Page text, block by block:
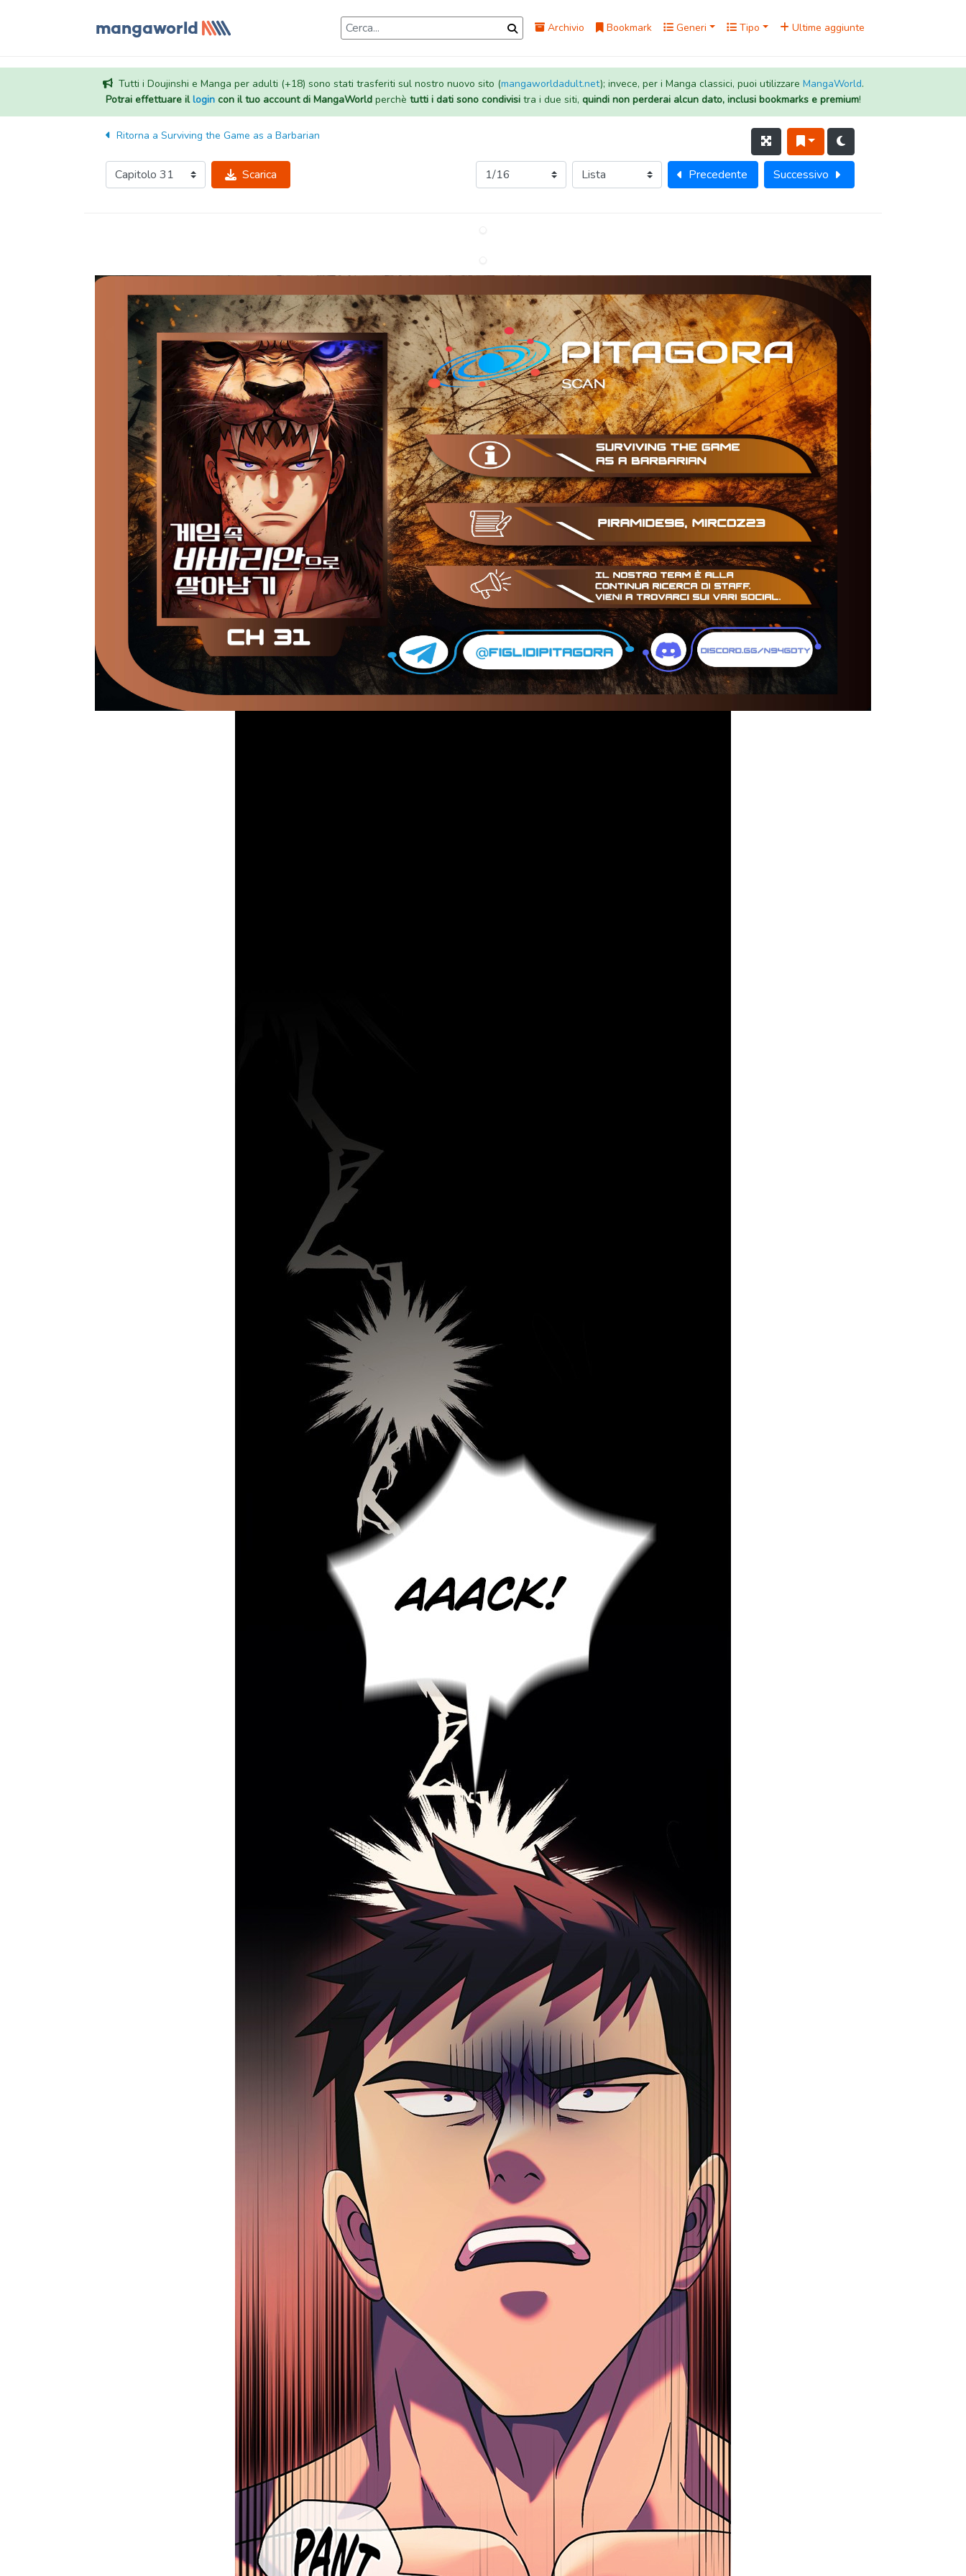
Archivio Bookmark Generi Tipo Ultime aggiunte
Tutti i Doujinshi e Manga per adulti (+18) sono stati trasferiti sul nostro nuovo sito (mangaworldadult.net); invece, per i Manga classici, puoi utilizzare MangaWorld.
Potrai effettuare illogincon il tuo account di MangaWorldperchè tutti i dati sono condivisitra i due siti, quindi non perderai alcun dato, inclusi bookmarks e premium!
Ritorna a Surviving the Game as a Barbarian
Scarica Precedente Successivo